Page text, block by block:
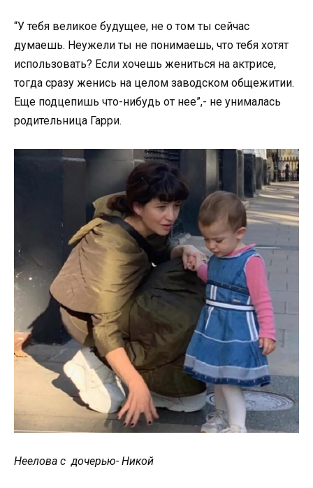
“У тебя великое будущее, не о том ты сейчас
думаешь. Неужели ты не понимаешь, что тебя хотят
использовать? Если хочешь жениться на актрисе,
тогда сразу женись на целом заводском общежитии.
Еще подцепишь что-нибудь от нее”,- не унималась
родительница Гарри.
Неелова с дочерью- Никой